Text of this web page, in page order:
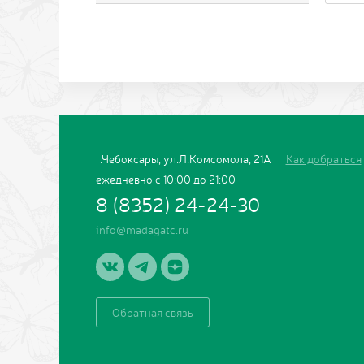
Применить
г.Чебоксары, ул.Л.Комсомола, 21А
Как добраться
ежедневно с 10:00 до 21:00
8 (8352) 24-24-30
info@madagatc.ru
Обратная связь